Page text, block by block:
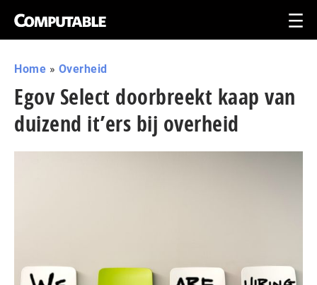
Home » Overheid
Egov Select doorbreekt kaap van
duizend it’ers bij overheid